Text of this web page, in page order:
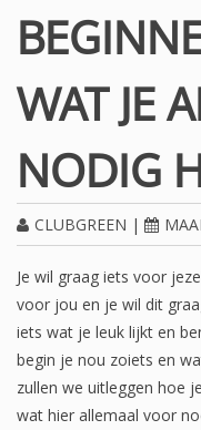
WAT JE
NODIG
CLUBGREEN |
Je wil graag iets voor
voor jou en je wil dit
iets wat je leuk lijkt en
begin je nou zoiets en
zullen we uitleggen hoe
wat hier allemaal voor